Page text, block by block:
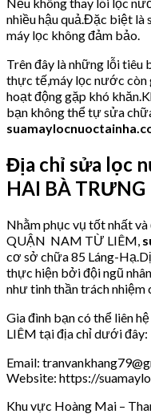
nhiều hậu quả.Đặc biệt
máy lọc không đảm bảo.
Trên đây là những lỗi tiêu
thực tế,máy lọc nước còn
hoạt động gặp khó
bạn không thể tự sửa
Địa chỉ sửa lọc
HAI BÀ TRƯNG
Nhằm phục vụ tốt nhất
QUẬN NAM TỪ LIÊM,
cơ sở chữa 85 Láng-
thực hiện bởi đội ngũ
như tinh thần trách nhiệm
Gia đình bạn có thể liên
LIÊM tại địa chỉ dưới đây:
Email:
Website: https://
Khu vực Hoàng Mai –